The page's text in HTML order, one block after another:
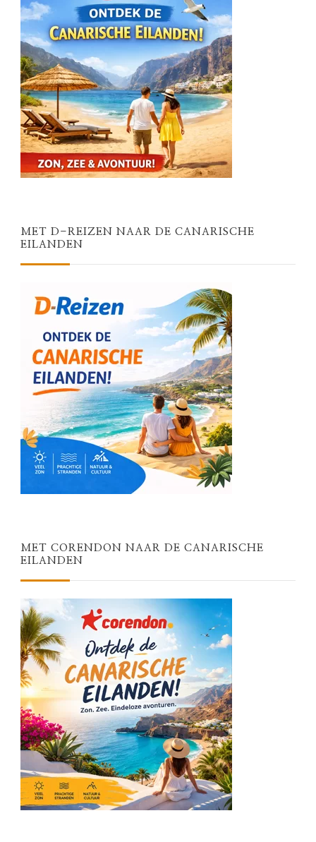
MET D-REIZEN NAAR DE CANARISCHE
EILANDEN
MET CORENDON NAAR DE CANARISCHE
EILANDEN